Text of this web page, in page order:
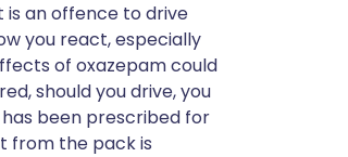
is an offence to drive
you react, especially
of oxazepam could
should you drive, you
been prescribed for
from the pack is